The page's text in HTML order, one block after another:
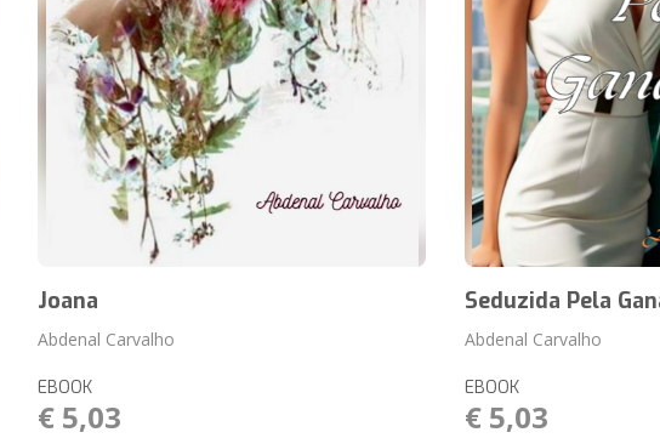
Joana
Abdenal Carvalho
EBOOK
€ 5,03
Seduzida Pela
Abdenal Carvalho
EBOOK
€ 5,03